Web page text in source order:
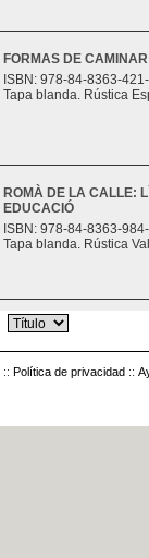
FORMAS DE CAMINAR
ISBN: 978-84-8363-
Tapa blanda. Rústica
ROMÀ DE LA CALLE:
EDUCACIÓ
ISBN: 978-84-8363-
Tapa blanda. Rústica
:: Política de privacidad ::